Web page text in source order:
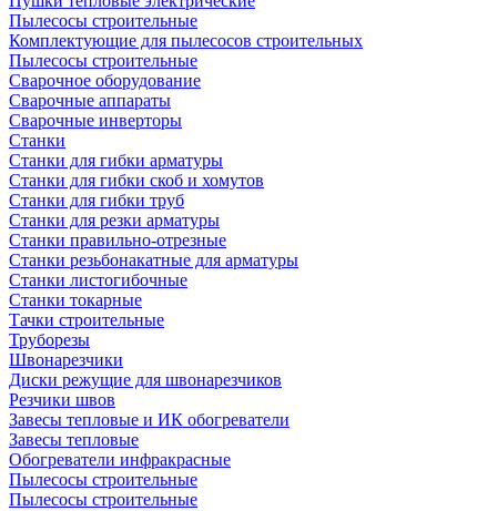
Пылесосы строительные
Комплектующие для пылесосов строительных
Пылесосы строительные
Сварочное оборудование
Сварочные аппараты
Сварочные инверторы
Станки
Станки для гибки арматуры
Станки для гибки скоб и хомутов
Станки для гибки труб
Станки для резки арматуры
Станки правильно-отрезные
Станки резьбонакатные для арматуры
Станки листогибочные
Станки токарные
Тачки строительные
Труборезы
Швонарезчики
Диски режущие для швонарезчиков
Резчики швов
Завесы тепловые и ИК обогреватели
Завесы тепловые
Обогреватели инфракрасные
Пылесосы строительные
Пылесосы строительные